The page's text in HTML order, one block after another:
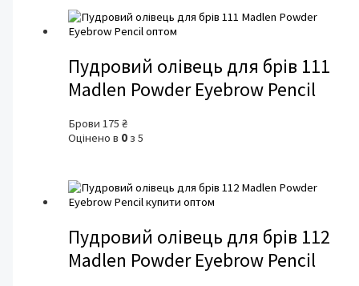
Пудровий олівець для брів 111
Madlen Powder Eyebrow Pencil
Брови175₴
Оцінено в 0 з 5
Пудровий олівець для брів 112
Madlen Powder Eyebrow Pencil